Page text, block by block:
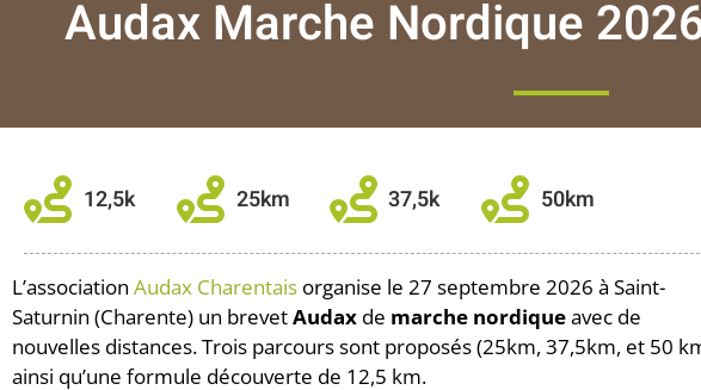
Audax Marche Nordique
25km 50km
L’association Audax Charentais organise le 27 septembre 2026 à Saint-
Saturnin (Charente) un brevetAudax de marche nordiqueavec de
nouvelles distances. Trois parcours sont proposés (25km, 37,5km, et 50
ainsi qu’une formule découverte de 12,5 km.